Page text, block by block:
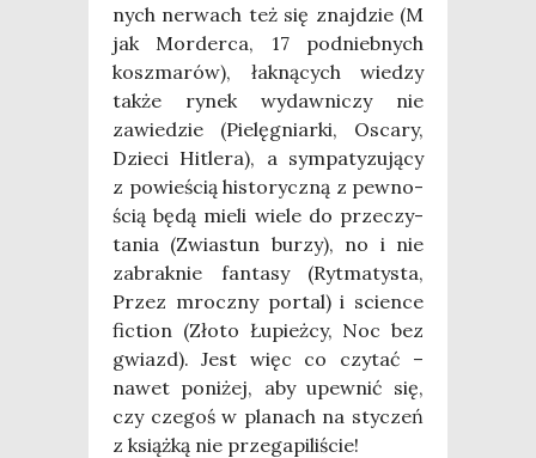
nych ner­wach też się znaj­dzie (M
jak Mor­der­ca, 17 pod­nieb­nych
kosz­ma­rów), łak­ną­cych wie­dzy
tak­że rynek wydaw­ni­czy nie
zawie­dzie (Pie­lę­gniar­ki, Osca­ry,
Dzie­ci Hitle­ra), a sym­pa­ty­zu­ją­cy
z powie­ścią histo­rycz­ną z pew­no­
ścią będą mie­li wie­le do prze­czy­
ta­nia (Zwia­stun burzy), no i nie
zabrak­nie fan­ta­sy (Ryt­ma­ty­sta,
Przez mrocz­ny por­tal) i scien­ce
fic­tion (Zło­to Łupież­cy, Noc bez
gwiazd). Jest więc co czy­tać –
nawet poni­żej, aby upew­nić się,
czy cze­goś w pla­nach na sty­czeń
z książ­ką nie prze­ga­pi­li­ście!